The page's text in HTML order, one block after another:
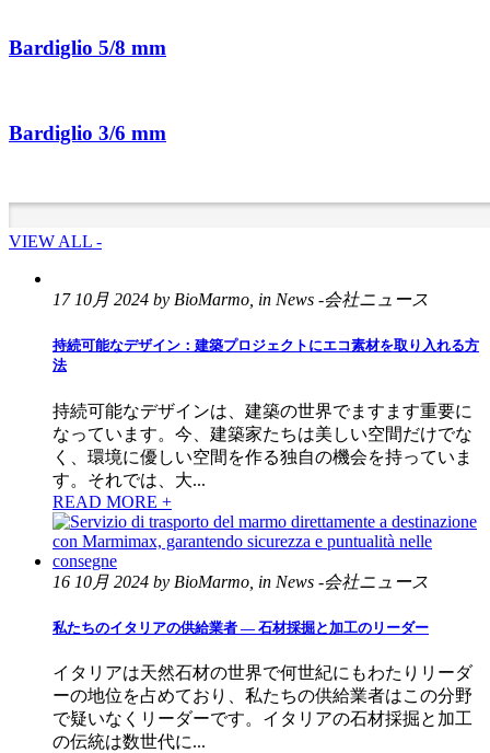
Bardiglio 5/8 mm
Bardiglio 3/6 mm
VIEW ALL -
17 10月 2024 by BioMarmo, in News -会社ニュース
持続可能なデザイン：建築プロジェクトにエコ素材を取り入れる方
法
持続可能なデザインは、建築の世界でますます重要に
なっています。今、建築家たちは美しい空間だけでな
く、環境に優しい空間を作る独自の機会を持っていま
す。それでは、大...
READ MORE +
16 10月 2024 by BioMarmo, in News -会社ニュース
私たちのイタリアの供給業者 — 石材採掘と加工のリーダー
イタリアは天然石材の世界で何世紀にもわたりリーダ
ーの地位を占めており、私たちの供給業者はこの分野
で疑いなくリーダーです。イタリアの石材採掘と加工
の伝統は数世代に...